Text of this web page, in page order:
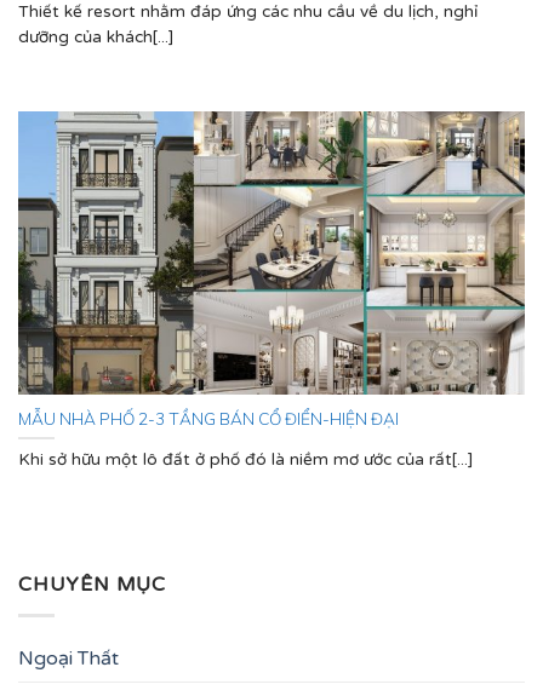
Thiết kế resort nhằm đáp ứng các nhu cầu về du lịch, nghỉ
dưỡng của khách[...]
MẪU NHÀ PHỐ 2-3 TẦNG BÁN CỔ ĐIỂN-HIỆN ĐẠI
Khi sở hữu một lô đất ở phố đó là niềm mơ ước của rất[...]
CHUYÊN MỤC
Ngoại Thất